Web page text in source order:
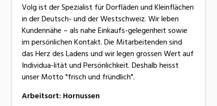
Volg ist der Spezialist für Dorfläden und Kleinflächen
in der Deutsch- und der Westschweiz. Wir leben
Kundennähe – als nahe Einkaufs-gelegenheit sowie
im persönlichen Kontakt. Die Mitarbeitenden sind
das Herz des Ladens und wir legen grossen Wert auf
Individua-lität und Persönlichkeit. Deshalb heisst
unser Motto "frisch und fründlich".
Arbeitsort: Hornussen